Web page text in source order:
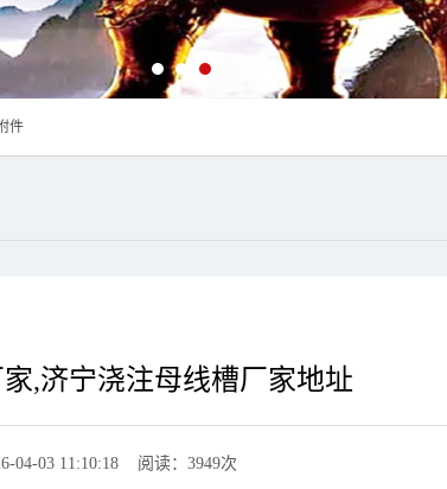
件
,济宁浇注母线槽厂家地址
04-03 11:10:18 阅读：3949次